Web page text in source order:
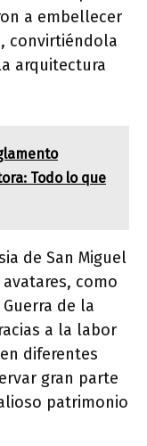
a embellecer
convirtiéndola
arquitectura
Todo lo que
de San Miguel
como
de la
a la labor
diferentes
gran parte
patrimonio